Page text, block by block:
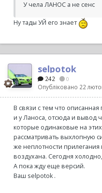
У чела ЛАНОС а не сенс
Ну тады УЙ его знает
selpotok
242 0
Опубліковано 22
В связи с тем что описанная
и у Ланоса, отсюда и вывод
которые одинаковые на
рассматривать выхлопную
же неплотности прилегания
воздухана. Сегодня
А пока жду еще версий.
Ваш selpotok .